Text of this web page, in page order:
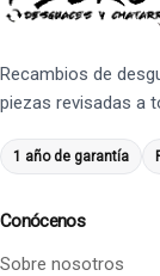
Recambios de
piezas revisadas a
1 año de garantía
Conócenos
Sobre nosotros